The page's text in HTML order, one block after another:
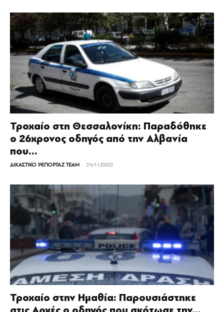
Τροχαίο στη Θεσσαλονίκη: Παραδόθηκε
ο 26χρονος οδηγός από την Αλβανία
που...
ΔΙΚΑΣΤΙΚΟ ΡΕΠΟΡΤΑΖ TEAM - 24/11/2022
Τροχαίο στην Ημαθία: Παρουσιάστηκε